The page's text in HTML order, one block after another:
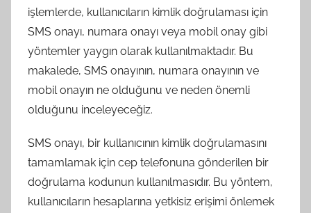
işlemlerde, kullanıcıların kimlik doğrulaması için
SMS onayı, numara onayı veya mobil onay gibi
yöntemler yaygın olarak kullanılmaktadır. Bu
makalede, SMS onayının, numara onayının ve
mobil onayın ne olduğunu ve neden önemli
olduğunu inceleyeceğiz.
SMS onayı, bir kullanıcının kimlik doğrulamasını
tamamlamak için cep telefonuna gönderilen bir
doğrulama kodunun kullanılmasıdır. Bu yöntem,
kullanıcıların hesaplarına yetkisiz erişimi önlemek